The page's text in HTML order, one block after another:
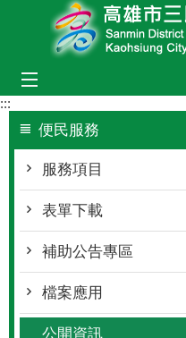
跳到主要內容區塊
:::
便民服務
服務項目
表單下載
補助公告專區
檔案應用
公開資訊